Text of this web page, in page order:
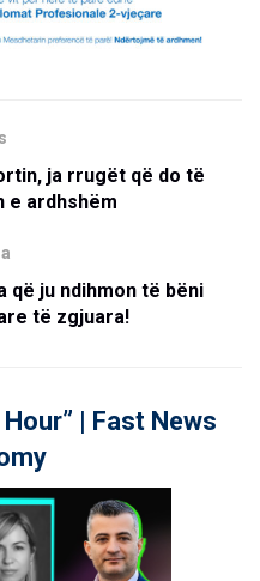
ja rrugët që do të
e ardhshëm
që ju ndihmon të bëni
të zgjuara!
| Fast News